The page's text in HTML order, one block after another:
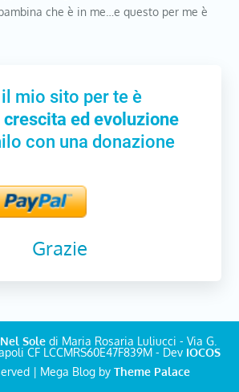
che è in me…e questo per me è
il mio sito per te è
ed evoluzione
con una donazione
Grazie
Soledi Maria Rosaria Luliucci - Via G.
CF LCCMRS60E47F839M - Dev IOCOS
| Mega Blog by Theme Palace